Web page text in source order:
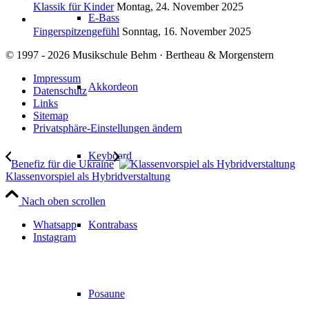
E-Bass
Akkordeon
Keyboard
Kontrabass
Posaune
Klassik für KinderMontag, 24. November 2025
Fingerspitzengefühl Sonntag, 16. November 2025
© 1997 - 2026 Musikschule Behm · Bertheau & Morgenstern
Impressum
Datenschutz
Links
Sitemap
Privatsphäre-Einstellungen ändern
Benefiz für die Ukraine
Klassenvorspiel als Hybridverstaltung
Nach oben scrollen
Whatsapp
Instagram